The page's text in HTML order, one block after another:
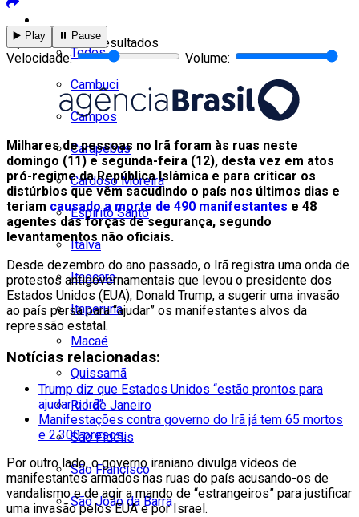
Todos
Cambuci
Campos
Carapebus
Cardoso Moreira
Espírito Santo
Italva
Itaocara
Itaperuna
Macaé
Quissamã
Rio de Janeiro
São Fidélis
São Francisco
São João da Barra
Ver todos os resultados
▶️ Play ⏸️ Pause
Velocidade: Volume:
Milhares de pessoas no Irã foram às ruas neste
domingo (11) e segunda-feira (12), desta vez em atos
pró-regime da República Islâmica e para criticar os
distúrbios que vêm sacudindo o país nos últimos dias e
teriam causado a morte de 490 manifestantes e 48
agentes das forças de segurança, segundo
levantamentos não oficiais.
Desde dezembro do ano passado, o Irã registra uma onda de
protestos antigovernamentais que levou o presidente dos
Estados Unidos (EUA), Donald Trump, a sugerir uma invasão
ao país persa para “ajudar” os manifestantes alvos da
repressão estatal.
Notícias relacionadas:
Trump diz que Estados Unidos “estão prontos para
ajudar o Irã”.
Manifestações contra governo do Irã já tem 65 mortos
e 2.300 presos.
Por outro lado, o governo iraniano divulga vídeos de
manifestantes armados nas ruas do país acusando-os de
vandalismo e de agir a mando de “estrangeiros” para justificar
uma invasão pelos EUA e por Israel.